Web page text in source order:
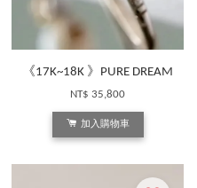
《17K~18K 》PURE DREAM
NT$ 35,800
加入購物車